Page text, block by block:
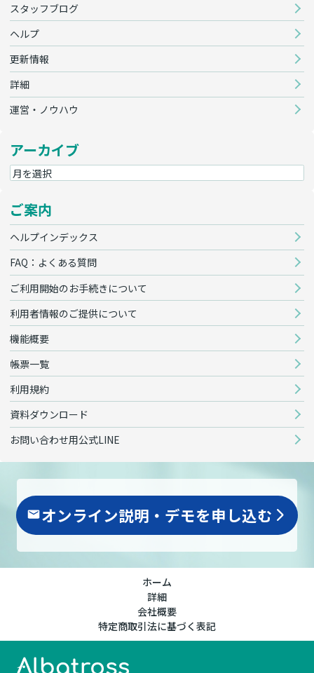
スタッフブログ
ヘルプ
更新情報
詳細
運営・ノウハウ
アーカイブ
ご案内
ヘルプインデックス
FAQ：よくある質問
ご利用開始のお手続きについて
利用者情報のご提供について
機能概要
帳票一覧
利用規約
資料ダウンロード
お問い合わせ用公式LINE
オンライン説明・デモを申し込む arrow_forward_ios
ホーム
詳細
会社概要
特定商取引法に基づく表記